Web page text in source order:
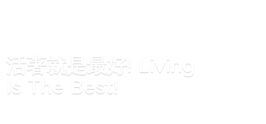
活著就是最好! Living
Is The Best!